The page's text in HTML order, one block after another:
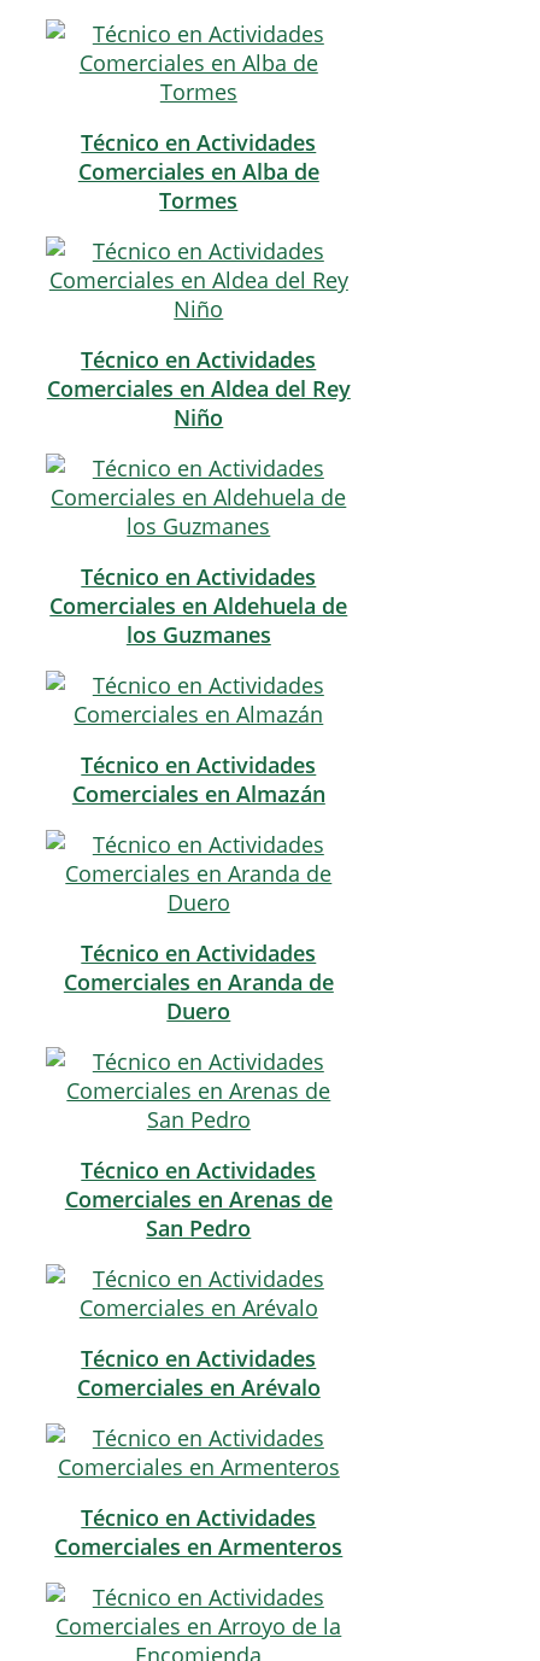
Técnico en Actividades
Comerciales en Alba de
Tormes
Técnico en Actividades
Comerciales en Aldea del Rey
Niño
Técnico en Actividades
Comerciales en Aldehuela de
los Guzmanes
Técnico en Actividades
Comerciales en Almazán
Técnico en Actividades
Comerciales en Aranda de
Duero
Técnico en Actividades
Comerciales en Arenas de
San Pedro
Técnico en Actividades
Comerciales en Arévalo
Técnico en Actividades
Comerciales en Armenteros